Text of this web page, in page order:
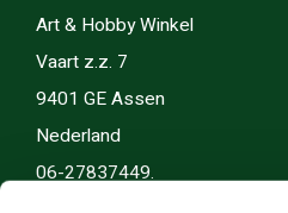
Art & Hobby Winkel
Vaart z.z. 7
9401 GE Assen
Nederland
06-27837449.